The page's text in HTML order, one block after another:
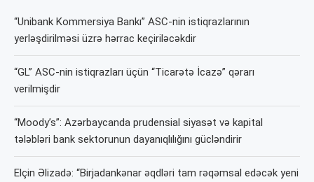
“Unibank Kommersiya Bankı” ASC-nin istiqrazlarının
yerləşdirilməsi üzrə hərrac keçiriləcəkdir
“GL” ASC-nin istiqrazları üçün “Ticarətə İcazə” qərarı
verilmişdir
“Moody’s”: Azərbaycanda prudensial siyasət və kapital
tələbləri bank sektorunun dayanıqlılığını gücləndirir
Elçin Əlizadə: “Birjadankənar əqdləri tam rəqəmsal edəcək yeni